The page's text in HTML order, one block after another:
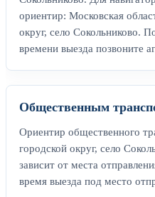
ориентир: Московская
округ, село Сокольниково.
времени выезда позвоните
Общественным
Ориентир общественного
городской округ, село
зависит от места
время выезда под место